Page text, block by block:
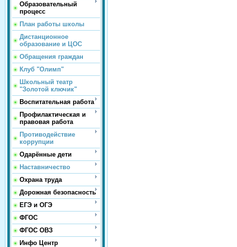
Образовательный
процесс
План работы школы
Дистанционное
образование и ЦОС
Обращения граждан
Клуб "Олимп"
Школьный театр
"Золотой ключик"
Воспитательная работа
Профилактическая и
правовая работа
Противодействие
коррупции
Одарённые дети
Наставничество
Охрана труда
Дорожная безопасность
ЕГЭ и ОГЭ
ФГОС
ФГОС ОВЗ
Инфо Центр